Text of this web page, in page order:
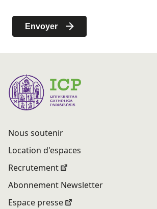
Nous soutenir
Location d'espaces
Recrutement
Abonnement Newsletter
Espace presse